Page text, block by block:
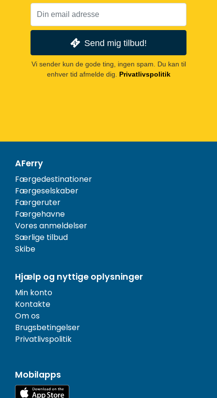
Send mig tilbud!
Vi sender kun de gode ting, ingen spam. Du kan til
enhver tid afmelde dig.
Privatlivspolitik
AFerry
Færgedestinationer
Færgeselskaber
Færgeruter
Færgehavne
Vores anmeldelser
Særlige tilbud
Skibe
Hjælp og nyttige oplysninger
Min konto
Kontakte
Om os
Brugsbetingelser
Privatlivspolitik
Mobilapps